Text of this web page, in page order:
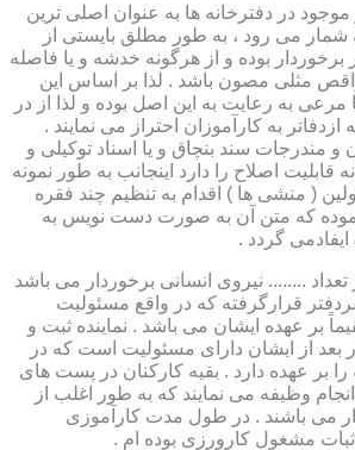
موجود در دفترخانه ها به عنوان اصلی ترین
شمار می رود ، به طور مطلق بایستی از
بوده و از هرگونه خدشه و یا فاصله
مثلی مصون باشد . لذا بر اساس این
مرعی به رعایت به این اصل بوده و لذا از در
ازدفاتر به کارآموزان احتراز می نمایند .
و مندرجات سند بنچاق و یا اسناد توکیلی و
قابلیت اصلاح را دارد اینجانب به طور نمونه
( منشی ها ) اقدام به تنظیم چند فقره
که متن آن به صورت دست نویس به
گردد .
تهران از تعداد ........ نیروی انسانی برخوردار می باشد
قرارگرفته که در واقع مسئولیت
بر عهده ایشان می باشد . نماینده ثبت و
بعد از ایشان دارای مسئولیت است که در
را بر عهده دارد . بقیه کارکنان در پست های
وظیفه می نمایند که به طور اغلب از
می باشند . در طول مدت کارآموزی
مشغول کارورزی بوده ام .